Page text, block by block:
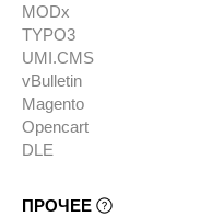
MODx
TYPO3
UMI.CMS
vBulletin
Magento
Opencart
DLE
ПРОЧЕЕ